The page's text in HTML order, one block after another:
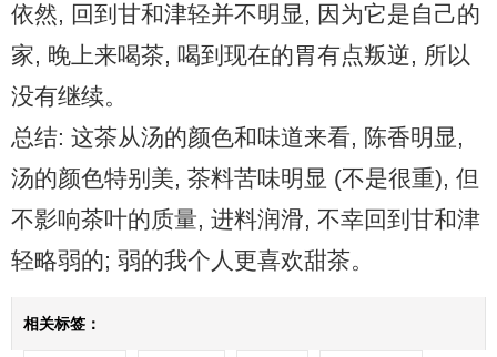
依然, 回到甘和津轻并不明显, 因为它是自己的
家, 晚上来喝茶, 喝到现在的胃有点叛逆, 所以
没有继续。
总结: 这茶从汤的颜色和味道来看, 陈香明显,
汤的颜色特别美, 茶料苦味明显 (不是很重), 但
不影响茶叶的质量, 进料润滑, 不幸回到甘和津
轻略弱的; 弱的我个人更喜欢甜茶。
相关标签：